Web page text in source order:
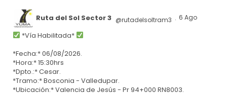
Ruta del Sol Sector 3 @rutadelsoltram3 · 6 Ago
*Vía Habilitada*
*Fecha:* 06/08/2026.
*Hora:* 15:30hrs
*Dpto.:* Cesar.
*Tramo:* Bosconia - Valledupar.
*Ubicación:* Valencia de Jesús - Pr 94+000 RN8003.